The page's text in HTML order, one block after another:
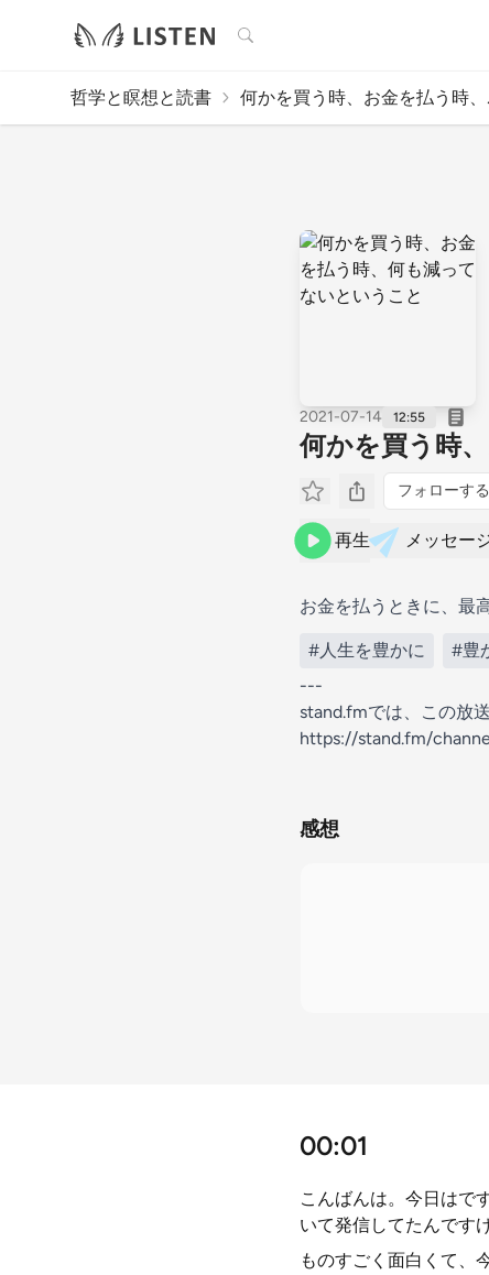
検索
哲学と瞑想と読書 何かを買う時、お金を払う時、
2021-07-14 12:55
何かを買う時
フォローする
再生 メッセー
お金を払うときに、最
#人生を豊かに
#豊
---
stand.fmでは、この放
https://stand.fm/
感想
00:01
こんばんは。今日はで
いて発信してたんです
ものすごく面白くて、